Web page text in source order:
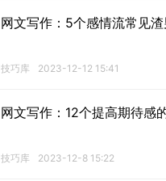
网文写作：5个感情流常见
技巧库 2023-12-12 15:41
网文写作：12个提高期待感
技巧库 2023-12-8 15:22